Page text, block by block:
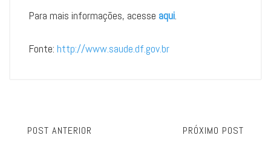
Para mais informações, acesse aqui.
Fonte: http://www.saude.df.gov.br
POST ANTERIOR PRÓXIMO POST